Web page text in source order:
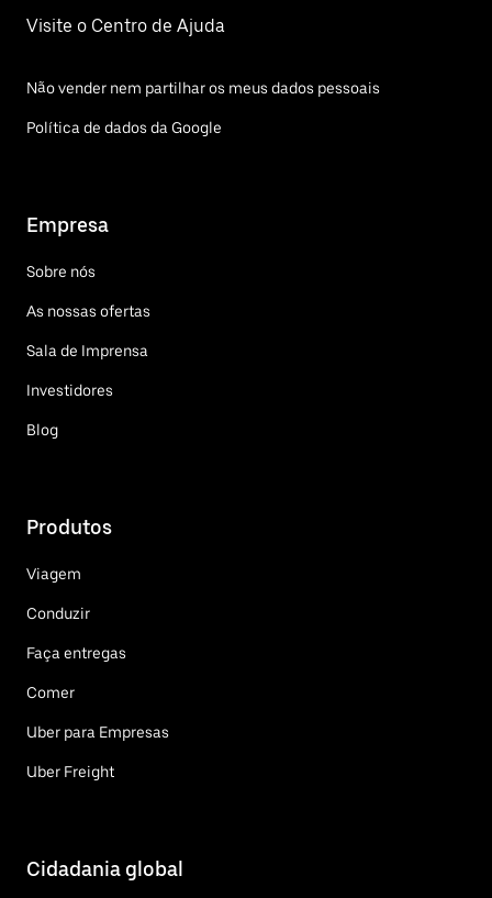
Visite o Centro de Ajuda
Não vender nem partilhar os meus dados pessoais
Política de dados da Google
Empresa
Sobre nós
As nossas ofertas
Sala de Imprensa
Investidores
Blog
Produtos
Viagem
Conduzir
Faça entregas
Comer
Uber para Empresas
Uber Freight
Cidadania global